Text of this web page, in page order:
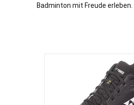
Badminton mit Freude erleben.